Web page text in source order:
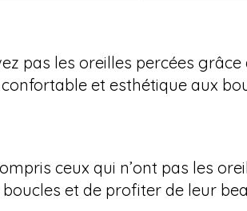
pas les oreilles percées grâce
et esthétique aux
ceux qui n’ont pas les
et de profiter de leur